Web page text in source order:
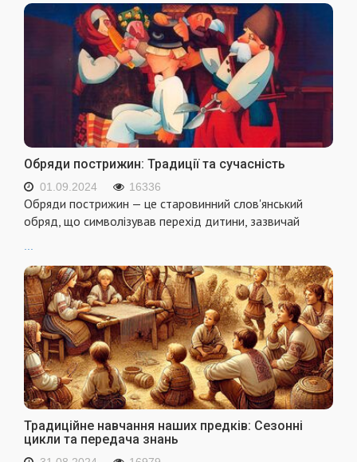
Обряди пострижин: Традиції та сучасність
01.09.2024 16336
Обряди пострижин — це старовинний слов'янський
обряд, що символізував перехід дитини, зазвичай
Традиційне навчання наших предків: Сезонні
цикли та передача знань